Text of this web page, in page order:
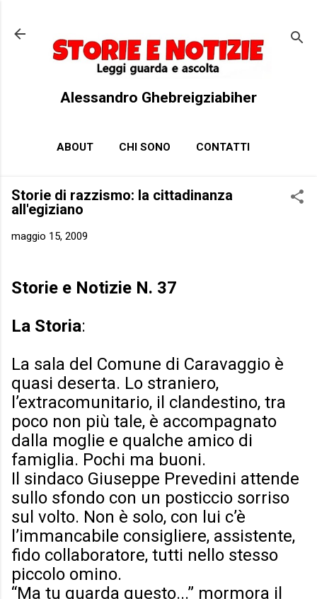
Alessandro Ghebreigziabiher
ABOUT CHI SONO CONTATTI
Storie di razzismo: la cittadinanza
all'egiziano
maggio 15, 2009
Storie e Notizie N. 37
La Storia:
La sala del Comune di Caravaggio è
quasi deserta. Lo straniero,
l’extracomunitario, il clandestino, tra
poco non più tale, è accompagnato
dalla moglie e qualche amico di
famiglia. Pochi ma buoni.
Il sindaco Giuseppe Prevedini attende
sullo sfondo con un posticcio sorriso
sul volto. Non è solo, con lui c’è
l’immancabile consigliere, assistente,
fido collaboratore, tutti nello stesso
piccolo omino.
“Ma tu guarda questo...” mormora il